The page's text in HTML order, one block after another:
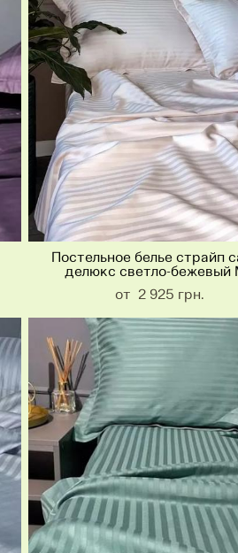
Постельное белье страйп
делюкс светло-бежевый
от 2 925 грн.